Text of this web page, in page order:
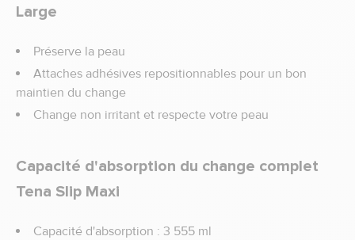
Large
Préserve la peau
Attaches adhésives repositionnables pour un bon
maintien du change
Change non irritant et respecte votre peau
Capacité d'absorption du change complet
Tena Slip Maxi
Capacité d'absorption : 3 555 ml